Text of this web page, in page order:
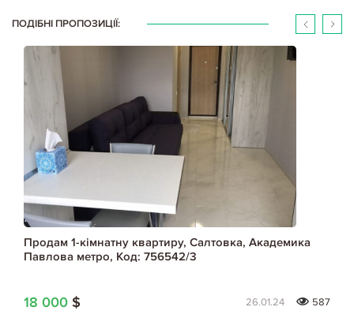
ПОДІБНІ ПРОПОЗИЦІЇ:
Продам 1-кімнатну квартиру, Салтовка, Академика
Павлова метро, Код: 756542/3
18 000 $ 26.01.24
587